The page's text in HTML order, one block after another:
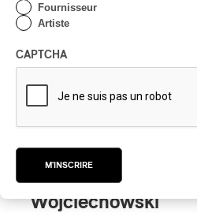
2020 :
Symphony
Songs”, Concerto
Polish Chamber
Orchestra Sopot /
Rajski, Stephan
Wojciechowski
Fournisseur
Artiste
CAPTCHA
M'INSCRIRE